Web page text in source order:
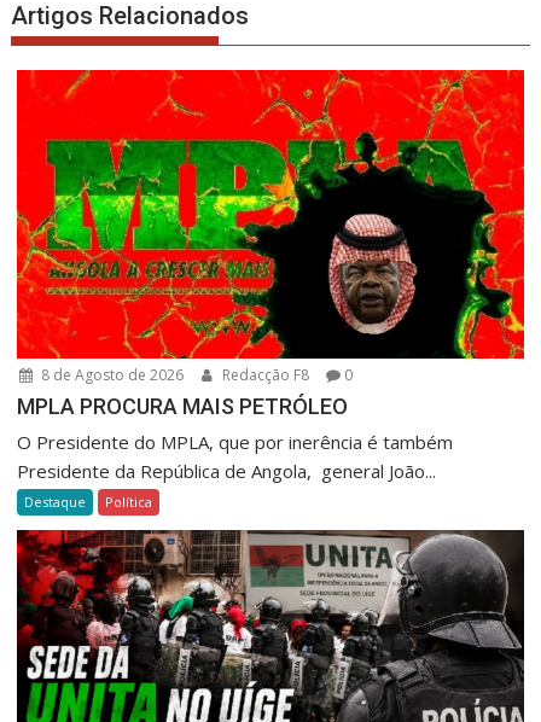
Artigos Relacionados
8 de Agosto de 2026 Redacção F8 0
MPLA PROCURA MAIS PETRÓLEO
O Presidente do MPLA, que por inerência é também
Presidente da República de Angola, general João...
Destaque Política